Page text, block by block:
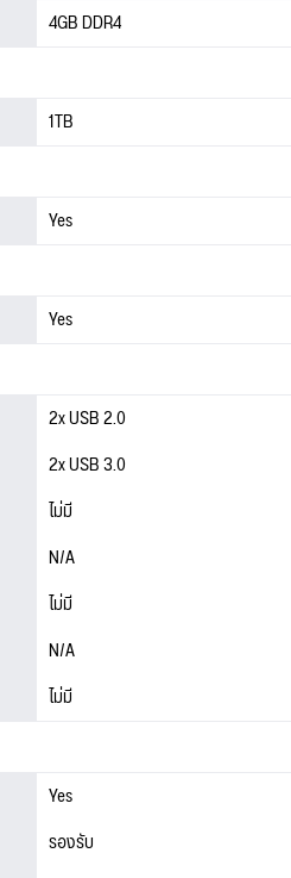
4GB DDR4
1TB
Yes
Yes
2x USB 2.0
2x USB 3.0
ไม่มี
N/A
ไม่มี
N/A
ไม่มี
Yes
รองรับ